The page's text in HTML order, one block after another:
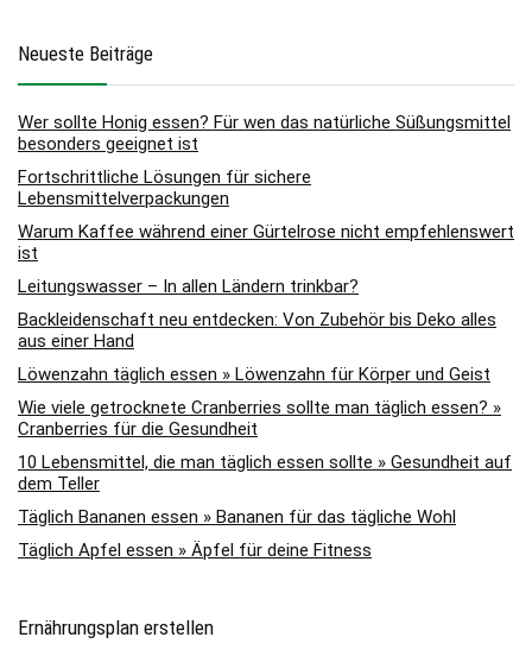
Neueste Beiträge
Wer sollte Honig essen? Für wen das natürliche Süßungsmittel
besonders geeignet ist
Fortschrittliche Lösungen für sichere
Lebensmittelverpackungen
Warum Kaffee während einer Gürtelrose nicht empfehlenswert
ist
Leitungswasser – In allen Ländern trinkbar?
Backleidenschaft neu entdecken: Von Zubehör bis Deko alles
aus einer Hand
Löwenzahn täglich essen » Löwenzahn für Körper und Geist
Wie viele getrocknete Cranberries sollte man täglich essen? »
Cranberries für die Gesundheit
10 Lebensmittel, die man täglich essen sollte » Gesundheit auf
dem Teller
Täglich Bananen essen » Bananen für das tägliche Wohl
Täglich Apfel essen » Äpfel für deine Fitness
Ernährungsplan erstellen